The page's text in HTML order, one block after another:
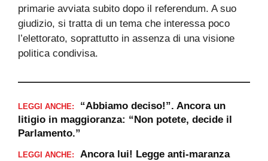
primarie avviata subito dopo il referendum. A suo
giudizio, si tratta di un tema che interessa poco
l’elettorato, soprattutto in assenza di una visione
politica condivisa.
LEGGI ANCHE:
“Abbiamo deciso!”. Ancora un
litigio in maggioranza: “Non potete, decide il
Parlamento.”
LEGGI ANCHE:
Ancora lui! Legge anti-maranza